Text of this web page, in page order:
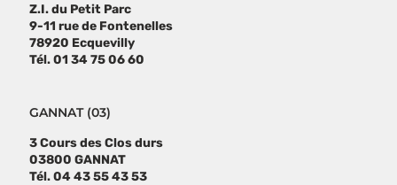
Z.I. du Petit Parc
9-11 rue de Fontenelles
78920 Ecquevilly
Tél. 01 34 75 06 60
GANNAT (03)
3 Cours des Clos durs
03800 GANNAT
Tél. 04 43 55 43 53